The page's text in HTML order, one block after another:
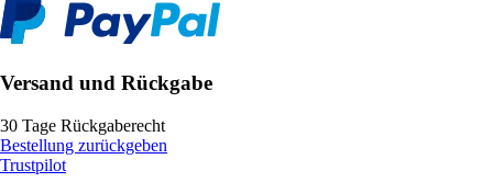
Versand und Rückgabe
30 Tage Rückgaberecht
Bestellung zurückgeben
Trustpilot